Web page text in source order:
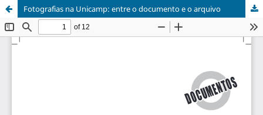
Fotografias na Unicamp: entre o documento e o arquivo